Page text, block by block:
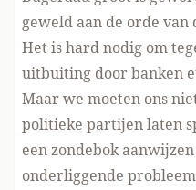
geweld aan de orde van
Het is hard nodig om
uitbuiting door banken
Maar we moeten ons
politieke partijen laten
een zondebok
onderliggende